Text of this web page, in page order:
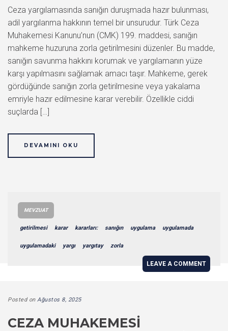
Ceza yargılamasında sanığın duruşmada hazır bulunması,
adil yargılanma hakkının temel bir unsurudur. Türk Ceza
Muhakemesi Kanunu’nun (CMK) 199. maddesi, sanığın
mahkeme huzuruna zorla getirilmesini düzenler. Bu madde,
sanığın savunma hakkını korumak ve yargılamanın yüze
karşı yapılmasını sağlamak amacı taşır. Mahkeme, gerek
gördüğünde sanığın zorla getirilmesine veya yakalama
emriyle hazır edilmesine karar verebilir. Özellikle ciddi
suçlarda […]
DEVAMINI OKU
MEVZUAT
getirilmesi karar kararları: sanığın uygulama uygulamada
uygulamadaki yargı yargıtay zorla
LEAVE A COMMENT
Posted on Ağustos 8, 2025
CEZA MUHAKEMESI